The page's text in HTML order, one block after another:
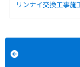
リンナイ交換工事施